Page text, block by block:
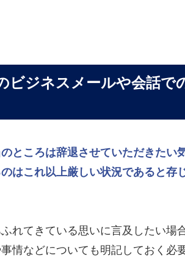
ビジネスメールや会話で
のところは辞退させていただきたい
のはこれ以上厳しい状況であると存
れてきている思いに言及したい場
情などについても明記しておく必